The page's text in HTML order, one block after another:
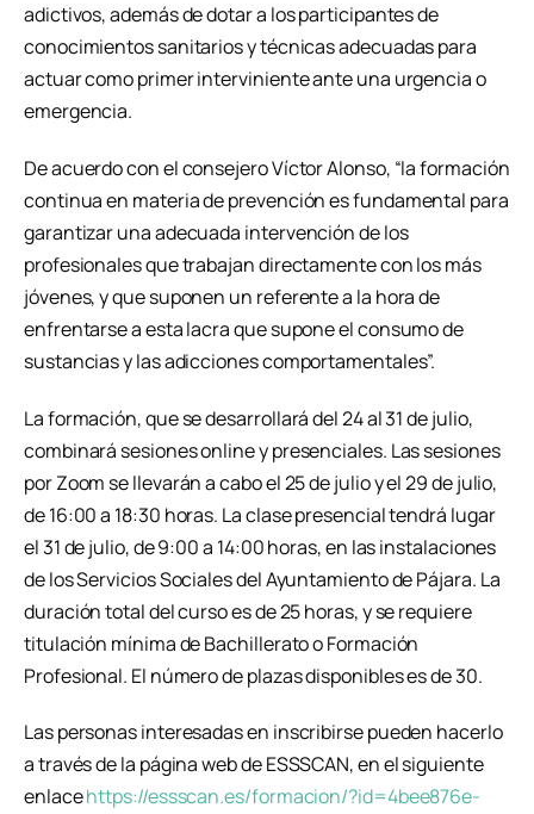
adictivos, además de dotar a los participantes de
conocimientos sanitarios y técnicas adecuadas para
actuar como primer interviniente ante una urgencia o
emergencia.
De acuerdo con el consejero Víctor Alonso, “la formación
continua en materia de prevención es fundamental para
garantizar una adecuada intervención de los
profesionales que trabajan directamente con los más
jóvenes, y que suponen un referente a la hora de
enfrentarse a esta lacra que supone el consumo de
sustancias y las adicciones comportamentales”.
La formación, que se desarrollará del 24 al 31 de julio,
combinará sesiones online y presenciales. Las sesiones
por Zoom se llevarán a cabo el 25 de julio y el 29 de julio,
de 16:00 a 18:30 horas. La clase presencial tendrá lugar
el 31 de julio, de 9:00 a 14:00 horas, en las instalaciones
de los Servicios Sociales del Ayuntamiento de Pájara. La
duración total del curso es de 25 horas, y se requiere
titulación mínima de Bachillerato o Formación
Profesional. El número de plazas disponibles es de 30.
Las personas interesadas en inscribirse pueden hacerlo
a través de la página web de ESSSCAN, en el siguiente
enlacehttps://essscan.es/formacion/?id=4bee876e-